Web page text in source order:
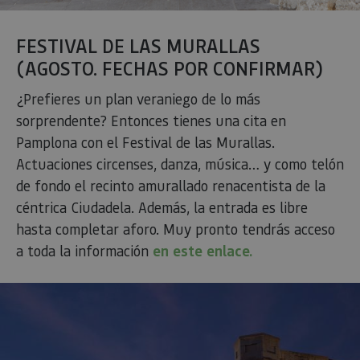
FESTIVAL DE LAS MURALLAS
(AGOSTO. FECHAS POR CONFIRMAR)
¿Prefieres un plan veraniego de lo más
sorprendente? Entonces tienes una cita en
Pamplona con el Festival de las Murallas.
Actuaciones circenses, danza, música… y como telón
de fondo el recinto amurallado renacentista de la
céntrica Ciudadela. Además, la entrada es libre
hasta completar aforo. Muy pronto tendrás acceso
a toda la información en este enlace.
solicitud
los
análisis
_ga_V2BZ6ZS61P
.visitnavarra.es 1 año 1 mes
Google
estado
cookie